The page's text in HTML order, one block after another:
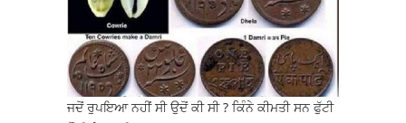
ਜਦੋਂ ਰੁਪਇਆ ਨਹੀਂ ਸੀ ਉਦੋਂ ਕੀ ਸੀ ? ਕਿੰਨੇ ਕੀਮਤੀ ਸਨ ਫੁੱਟੀ